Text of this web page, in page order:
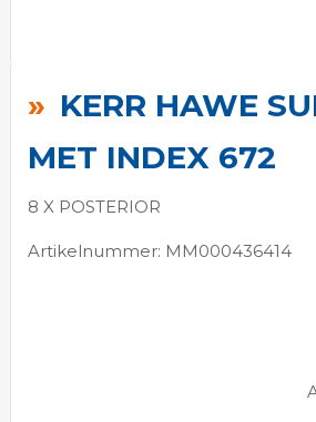
KERR HAWE
MET INDEX 672
8 X POSTERIOR
Artikelnummer: MM000436414
het
begin
van
de
gallerij